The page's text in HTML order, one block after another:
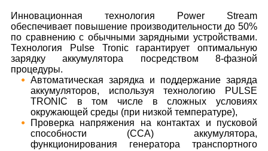
Инновационная технология Power Stream
обеспечивает повышение производительности до 50%
по сравнению с обычными зарядными устройствами.
Технология Pulse Tronic гарантирует оптимальную
зарядку аккумулятора посредством 8-фазной
процедуры.
Автоматическая зарядка и поддержание заряда
аккумуляторов, используя технологию PULSE
TRONIC в том числе в сложных условиях
окружающей среды (при низкой температуре),
Проверка напряжения на контактах и пусковой
способности (CCA) аккумулятора,
функционирования генератора транспортного